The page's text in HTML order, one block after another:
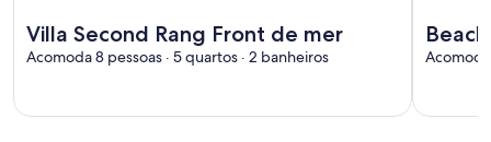
Villa Second Rang Front de mer
Acomoda 8 pessoas · 5 quartos · 2 banheiros